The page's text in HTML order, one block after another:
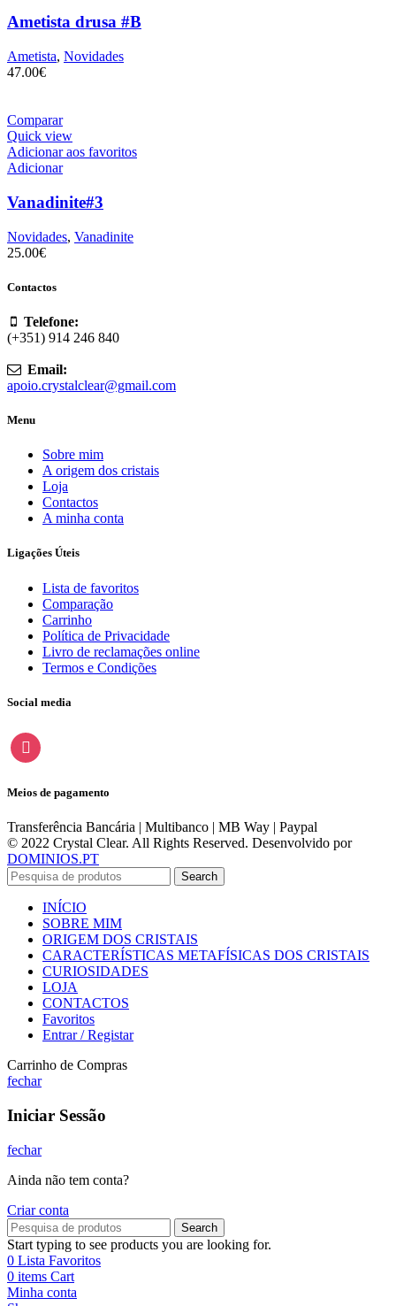
Ametista drusa #B
Ametista, Novidades
47.00€
Comparar
Quick view
Adicionar aos favoritos
Adicionar
Vanadinite#3
Novidades, Vanadinite
25.00€
Contactos
Telefone:
(+351) 914 246 840
Email:
apoio.crystalclear@gmail.com
Menu
Sobre mim
A origem dos cristais
Loja
Contactos
A minha conta
Ligações Úteis
Lista de favoritos
Comparação
Carrinho
Política de Privacidade
Livro de reclamações online
Termos e Condições
Social media
instagram
Meios de pagamento
Transferência Bancária | Multibanco | MB Way | Paypal
© 2022 Crystal Clear. All Rights Reserved. Desenvolvido por
DOMINIOS.PT
Search
INÍCIO
SOBRE MIM
ORIGEM DOS CRISTAIS
CARACTERÍSTICAS METAFÍSICAS DOS CRISTAIS
CURIOSIDADES
LOJA
CONTACTOS
Favoritos
Entrar / Registar
Carrinho de Compras
fechar
Iniciar Sessão
fechar
Ainda não tem conta?
Criar conta
Search
Start typing to see products you are looking for.
0 Lista Favoritos
0 items Cart
Minha conta